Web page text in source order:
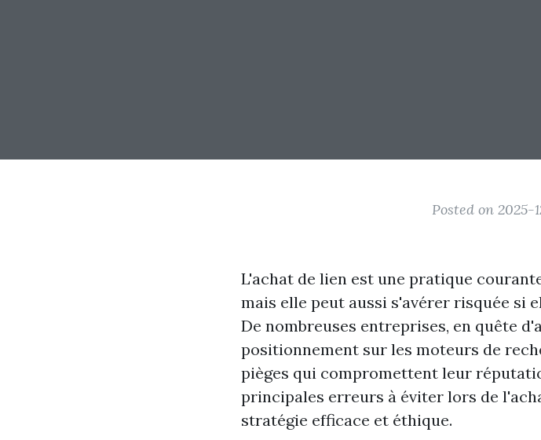
Posted on 2025-
L'achat de lien est une pratique
mais elle peut aussi s'avérer risquée si
De nombreuses entreprises, en quête
positionnement sur les moteurs de
pièges qui compromettent leur
principales erreurs à éviter lors de
stratégie efficace et éthique.